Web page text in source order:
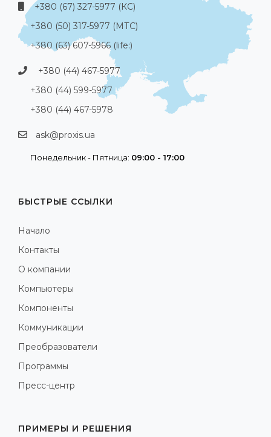
+380 (67) 327-5977 (КС)
+380 (50) 317-5977 (МТС)
+380 (63) 607-5966 (life:)
+380 (44) 467-5977
+380 (44) 599-5977
+380 (44) 467-5978
ask@proxis.ua
Понедельник - Пятница: 09:00 - 17:00
БЫСТРЫЕ ССЫЛКИ
Начало
Контакты
О компании
Компьютеры
Компоненты
Коммуникации
Преобразователи
Программы
Пресс-центр
ПРИМЕРЫ И РЕШЕНИЯ